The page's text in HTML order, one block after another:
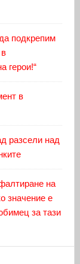
подкрепим
герои!“
в
разсели над
на
значение е
за тази